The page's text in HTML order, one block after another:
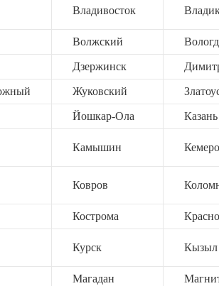
Владивосток
Волжский
Дзержинск
Жуковский
Йошкар-Ола Казань
Камышин
Ковров
Кострома
Курск Кызыл
Магадан